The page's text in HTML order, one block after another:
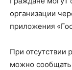
организации
приложения
При отсутствии
можно сообщать